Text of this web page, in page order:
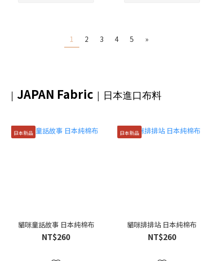
1 2 3 4 5 »
｜ JAPAN Fabric ｜日本進口布料
日本新品
貓咪童話故事 日本純棉布
NT$260
日本新品
貓咪排排站 日本純棉布
NT$260